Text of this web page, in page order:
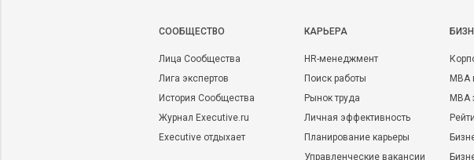
CООБЩЕСТВО
Лица Сообщества
Лига экспертов
История Сообщества
Журнал Executive.ru
Executive отдыхает
КАРЬЕРА
HR-менеджмент
Поиск работы
Рынок труда
Личная эффективность
Планирование карьеры
Управленческие вакансии
MBA
MBA